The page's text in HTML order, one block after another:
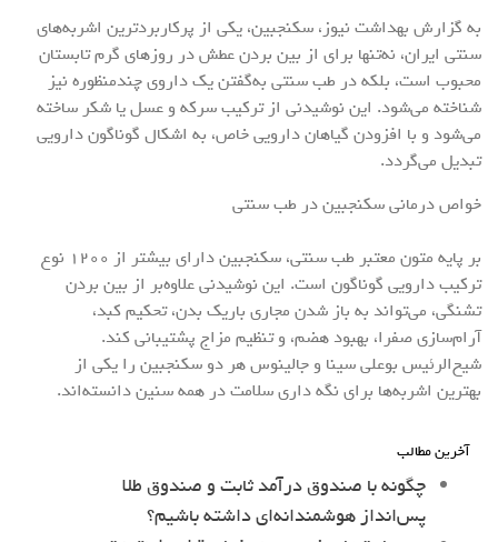
به گزارش بهداشت نیوز، سکنجبین، یکی از پرکاربردترین اشربه‌های
سنتی ایران، نه‌تنها برای از بین بردن عطش در روزهای گرم تابستان
محبوب است، بلکه در طب سنتی به‌گفتن یک داروی چندمنظوره نیز
شناخته می‌شود. این نوشیدنی از ترکیب سرکه و عسل یا شکر ساخته
می‌شود و با افزودن گیاهان دارویی خاص، به اشکال گوناگون دارویی
تبدیل می‌گردد.
خواص درمانی سکنجبین در طب سنتی
بر پایه متون معتبر طب سنتی، سکنجبین دارای بیشتر از ۱۲۰۰ نوع
ترکیب دارویی گوناگون است. این نوشیدنی علاوه‌بر از بین بردن
تشنگی، می‌تواند به باز شدن مجاری باریک بدن، تحکیم کبد،
آرام‌سازی صفرا، بهبود هضم، و تنظیم مزاج پشتیبانی کند.
شیخ‌الرئیس بوعلی سینا و جالینوس هر دو سکنجبین را یکی از
بهترین اشربه‌ها برای نگه داری سلامت در همه سنین دانسته‌اند.
آخرین مطالب
چگونه با صندوق درآمد ثابت و صندوق طلا
پس‌انداز هوشمندانه‌ای داشته باشیم؟